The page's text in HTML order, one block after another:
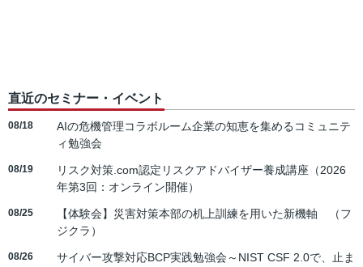
直近のセミナー・イベント
08/18
AIの危機管理コラボルーム企業の知恵を集めるコミュニテ
ィ勉強会
08/19
リスク対策.com認定リスクアドバイザー養成講座（2026
年第3回：オンライン開催）
08/25
【体験会】災害対策本部の机上訓練を用いた新機軸 （フ
ジクラ）
08/26
サイバー攻撃対応BCP実践勉強会～NIST CSF 2.0で、止ま